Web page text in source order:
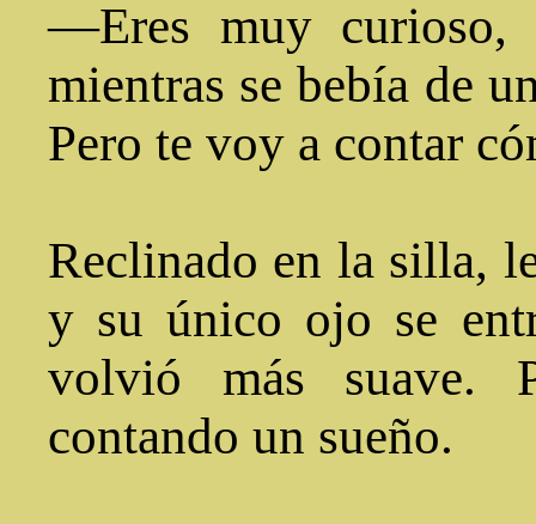
—Eres muy
mientras se bebía de
Pero te voy a contar
Reclinado en la silla,
y su único ojo se
volvió más suave.
contando un sueño.